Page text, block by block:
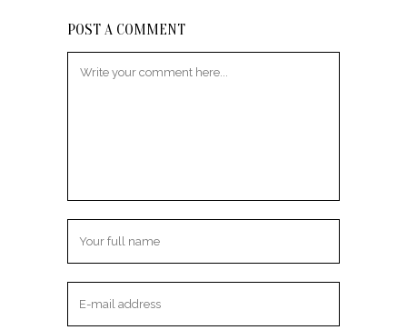
POST A COMMENT